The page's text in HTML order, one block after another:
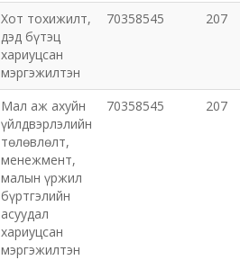
Хот тохижилт,
дэд бүтэц
хариуцсан
мэргэжилтэн
70358545 207
Мал аж ахуйн
үйлдвэрлэлийн
төлөвлөлт,
менежмент,
малын үржил
бүртгэлийн
асуудал
хариуцсан
мэргэжилтэн
70358545 207